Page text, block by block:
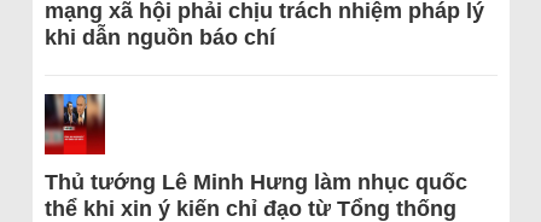
mạng xã hội phải chịu trách nhiệm pháp lý
khi dẫn nguồn báo chí
Thủ tướng Lê Minh Hưng làm nhục quốc
thể khi xin ý kiến chỉ đạo từ Tổng thống